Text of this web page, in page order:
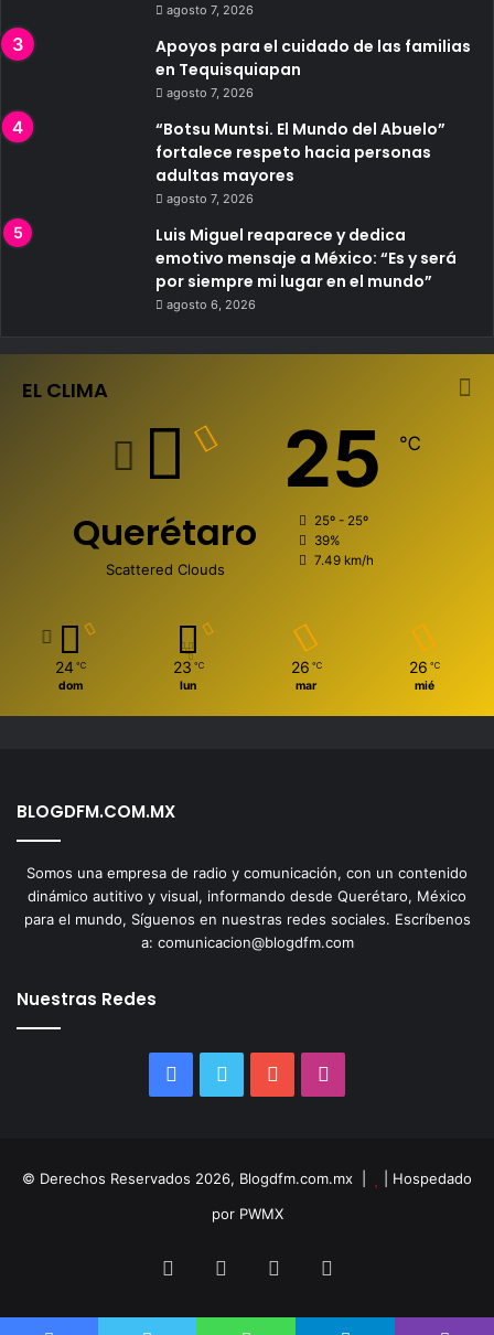
agosto 7, 2026
Apoyos para el cuidado de las familias
en Tequisquiapan
agosto 7, 2026
“Botsu Muntsi. El Mundo del Abuelo”
fortalece respeto hacia personas
adultas mayores
agosto 7, 2026
Luis Miguel reaparece y dedica
emotivo mensaje a México: “Es y será
por siempre mi lugar en el mundo”
agosto 6, 2026
EL CLIMA
Querétaro
Scattered Clouds
25 ℃
25º - 25º
39%
7.49 km/h
24 ℃
dom
23 ℃
lun
26 ℃
mar
26 ℃
mié
BLOGDFM.COM.MX
Somos una empresa de radio y comunicación, con un contenido
dinámico autitivo y visual, informando desde Querétaro, México
para el mundo, Síguenos en nuestras redes sociales. Escríbenos
a: comunicacion@blogdfm.com
Nuestras Redes
Facebook
Twitter YouTube
© Derechos Reservados 2026, Blogdfm.com.mx |
| Hospedado
por PWMX
FacebookTwitter YouTube